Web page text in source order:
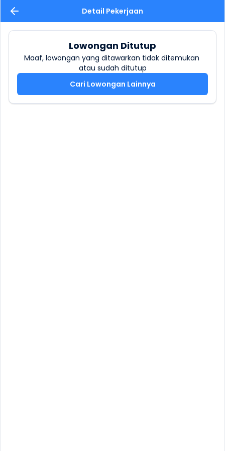
Detail Pekerjaan
Lowongan Ditutup
Maaf, lowongan yang ditawarkan tidak ditemukan
atau sudah ditutup
Cari Lowongan Lainnya